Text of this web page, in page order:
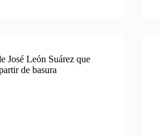
José León Suárez que
de basura